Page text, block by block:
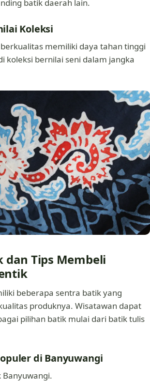
batik daerah lain.
Koleksi
memiliki daya tahan tinggi
koleksi bernilai seni dalam jangka
dan Tips Membeli
beberapa sentra batik yang
produknya. Wisatawan dapat
pilihan batik mulai dari batik tulis
di Banyuwangi
Banyuwangi.